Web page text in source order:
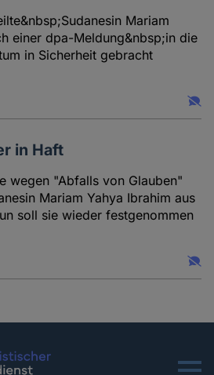
Mariam
einer dpa-Meldung&nbsp;in die
in Sicherheit gebracht
in Haft
wegen "Abfalls von Glauben"
Mariam Yahya Ibrahim aus
soll sie wieder festgenommen